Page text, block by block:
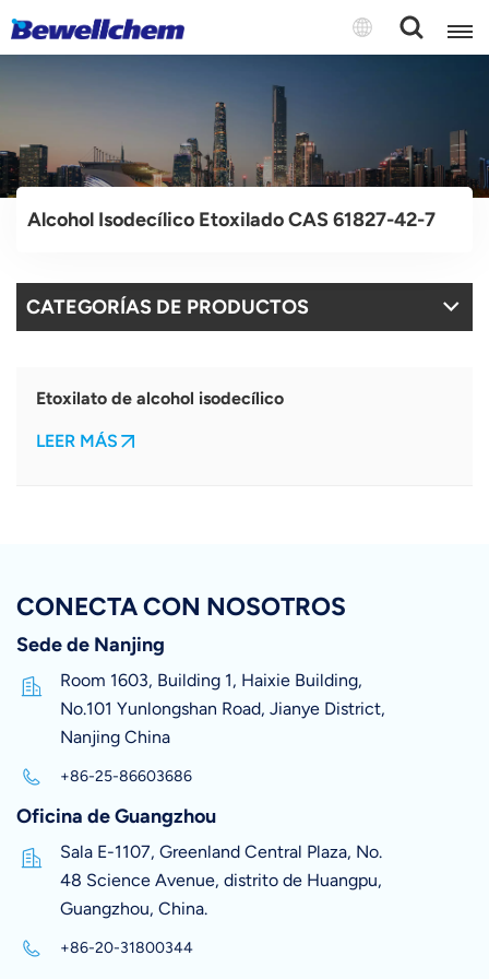
English
Русский
بالعربية
中文
Español
Alcohol Isodecílico Etoxilado CAS 61827-42-7
CATEGORÍAS DE PRODUCTOS
Etoxilato de alcohol isodecílico
LEER MÁS
CONECTA CON NOSOTROS
Sede de Nanjing
Room 1603, Building 1, Haixie Building,
No.101 Yunlongshan Road, Jianye District,
Nanjing China
+86-25-86603686
Oficina de Guangzhou
Sala E-1107, Greenland Central Plaza, No.
48 Science Avenue, distrito de Huangpu,
Guangzhou, China.
+86-20-31800344